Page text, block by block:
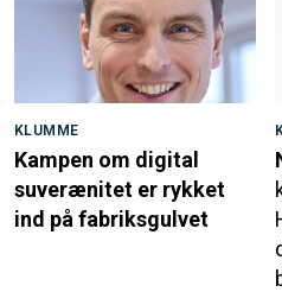
KLUMME
Kampen om digital
suverænitet er rykket
ind på fabriksgulvet